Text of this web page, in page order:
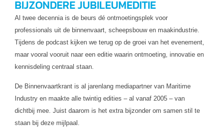
BIJZONDERE JUBILEUMEDITIE
Al twee decennia is de beurs dé ontmoetingsplek voor
professionals uit de binnenvaart, scheepsbouw en maakindustrie.
Tijdens de podcast kijken we terug op de groei van het evenement,
maar vooral vooruit naar een editie waarin ontmoeting, innovatie en
kennisdeling centraal staan.
De Binnenvaartkrant is al jarenlang mediapartner van Maritime
Industry en maakte alle twintig edities – al vanaf 2005 – van
dichtbij mee. Juist daarom is het extra bijzonder om samen stil te
staan bij deze mijlpaal.